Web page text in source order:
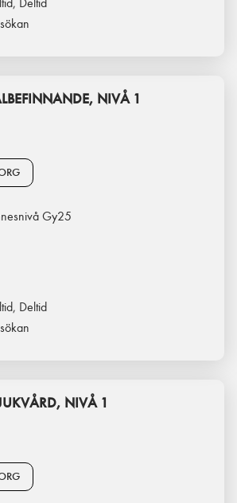
NIVÅ 1
Gy25
Deltid
NIVÅ 1